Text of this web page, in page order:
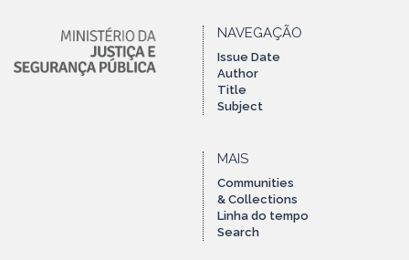
NAVEGAÇÃO
Issue Date
Author
Title
Subject
MAIS
Communities
& Collections
Linha do tempo
Search